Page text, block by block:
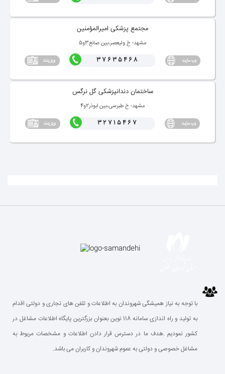
مجتمع پزشكی امیرالمؤمنین
مشهد- خ ولیعصر،بین صانع3و5
37635468
ساختمان دندانپزشكی گل نرگس
مشهد- خ طبرسی،بین ابوذر2و4
32715467
با توجه به نیاز همیشگی شهروندان به اطلاعات و تلفن های تجاری و دولتی اقدام
به تولید و راه اندازی سامانه 118 نوین بعنوان بزرگترین پایگاه اطلاعات مشاغل در
کشور نمودیم .هدف ما در دسترس قرار دادن اطلاعات و مشخصات مریوط به
مشاغل خصوصی و دولتی به عموم شهروندان و کاربران می باشد.